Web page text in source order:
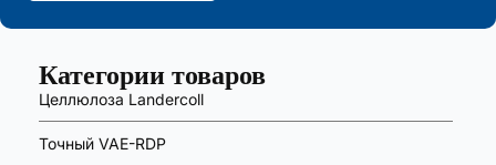
Категории товаров
Целлюлоза Landercoll
Точный VAE-RDP